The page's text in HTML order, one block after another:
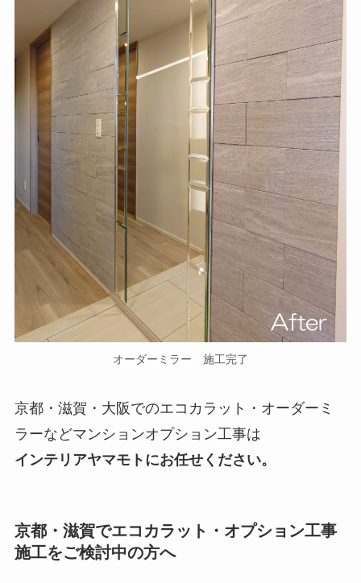
オーダーミラー 施工完了
京都・滋賀・大阪でのエコカラット・オーダーミ
ラーなどマンションオプション工事は
インテリアヤマモトにお任せください。
京都・滋賀でエコカラット・オプション工事
施工をご検討中の方へ